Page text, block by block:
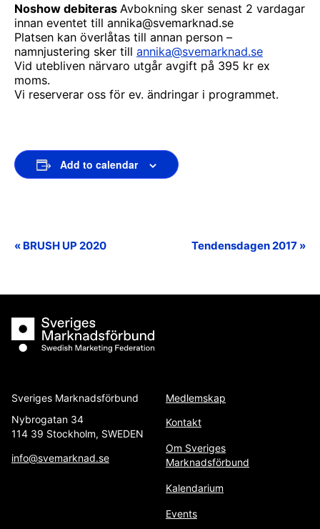
Noshow debiteras Avbokning sker senast 2 vardagar
innan eventet till annika@svemarknad.se
Platsen kan överlåtas till annan person –
namnjustering sker till annika@svemarknad.se
Vid utebliven närvaro utgår avgift på 395 kr ex
moms.
Vi reserverar oss för ev. ändringar i programmet.
Add to calendar
Event
« BRUSH UP 2020 Tendensdagen 2017 »
Sveriges Marknadsförbund
Sveriges Marknadsförbund
Nybrogatan 34
114 39 Stockholm, SWEDEN
info@svemarknad.se
Medlemskap
Kontakt
Om Sveriges
Marknadsförbund
Kalendarium
Events